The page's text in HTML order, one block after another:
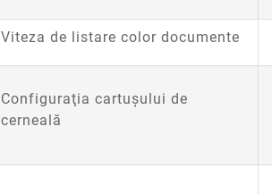
Viteza de listare color documente
Configuraţia cartuşului de
cerneală